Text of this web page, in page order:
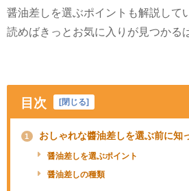
醤油差しを選ぶポイントも解説して
読めばきっとお気に入りが見つかる
目次 閉じる
1 おしゃれな醬油差しを選ぶ前に知
醤油差しを選ぶポイント
醤油差しの種類